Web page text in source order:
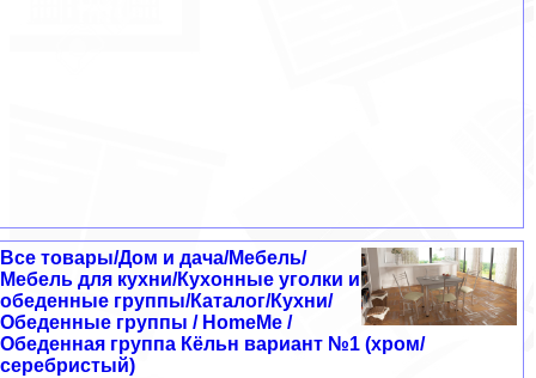
Все товары/Дом и дача/Мебель/
Мебель для кухни/Кухонные уголки и
обеденные группы/Каталог/Кухни/
Обеденные группы / HomeMe /
Обеденная группа Кёльн вариант №1 (хром/
серебристый)